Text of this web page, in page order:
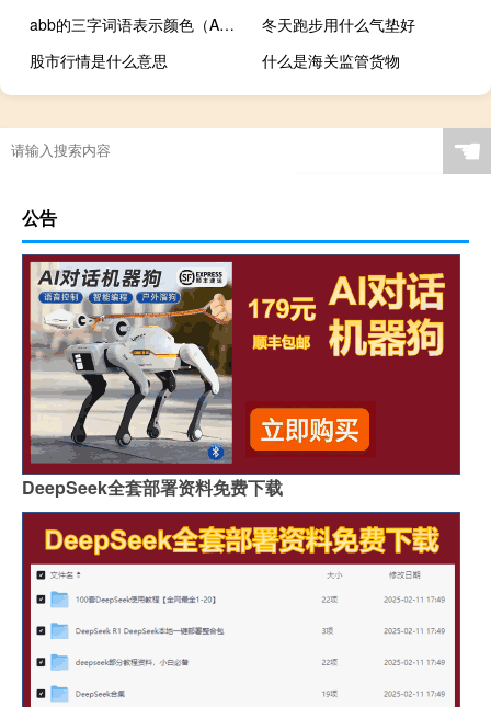
abb的三字词语表示颜色（ABB的三字词语）
冬天跑步用什么气垫好
股市行情是什么意思
什么是海关监管货物
☚
公告
DeepSeek全套部署资料免费下载